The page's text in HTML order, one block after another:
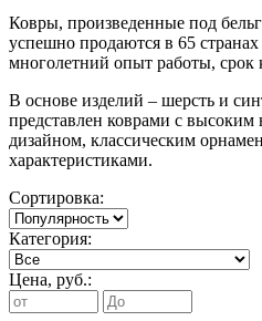
Ковры, произведенные под
успешно продаются в 65
многолетний опыт работы, срок
В основе изделий – шерсть и
представлен коврами с
дизайном, классическим
характеристиками.
Сортировка:
Категория:
Цена, руб.: